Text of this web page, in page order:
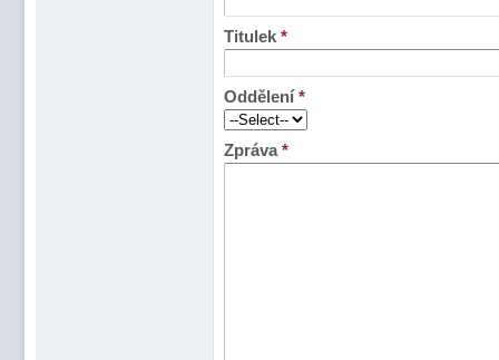
Titulek *
Oddělení*
Zpráva*